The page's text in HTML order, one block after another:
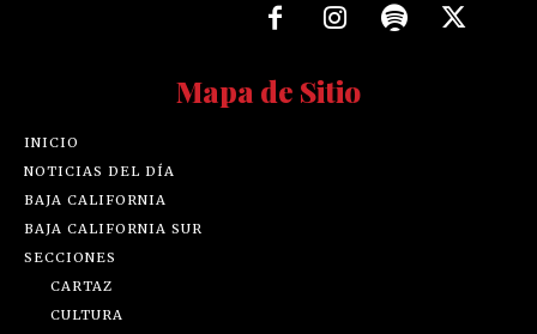
Mapa de Sitio
INICIO
NOTICIAS DEL DÍA
BAJA CALIFORNIA
BAJA CALIFORNIA SUR
SECCIONES
CARTAZ
CULTURA